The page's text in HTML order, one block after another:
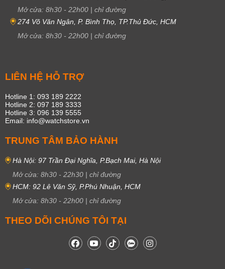
Mở cửa: 8h30 - 22h00 | chỉ đường
274 Võ Văn Ngân, P. Bình Thọ, TP.Thủ Đức, HCM
Mở cửa: 8h30 - 22h00 | chỉ đường
LIÊN HỆ HỖ TRỢ
Hotline 1: 093 189 2222
Hotline 2: 097 189 3333
Hotline 3: 096 139 5555
Email: info@watchstore.vn
TRUNG TÂM BẢO HÀNH
Hà Nội: 97 Trần Đại Nghĩa, P.Bạch Mai, Hà Nội
Mở cửa: 8h30 - 22h30 | chỉ đường
HCM: 92 Lê Văn Sỹ, P.Phú Nhuận, HCM
Mở cửa: 8h30 - 22h00 | chỉ đường
THEO DÕI CHÚNG TÔI TẠI